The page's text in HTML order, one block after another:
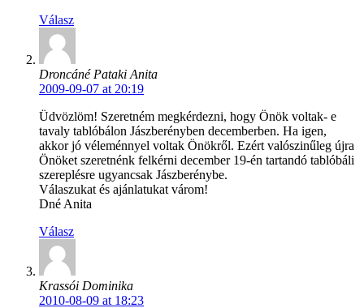
Válasz
Droncáné Pataki Anita
2009-09-07 at 20:19
Üdvözlöm! Szeretném megkérdezni, hogy Önök voltak- e
tavaly tablóbálon Jászberényben decemberben. Ha igen,
akkor jó véleménnyel voltak Önökről. Ezért valószinűleg újra
Önöket szeretnénk felkérni december 19-én tartandó tablóbáli
szereplésre ugyancsak Jászberénybe.
Válaszukat és ajánlatukat várom!
Dné Anita
Válasz
Krassói Dominika
2010-08-09 at 18:23